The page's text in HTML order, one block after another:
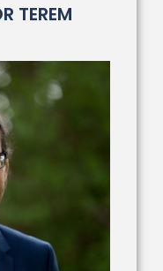
TEREM